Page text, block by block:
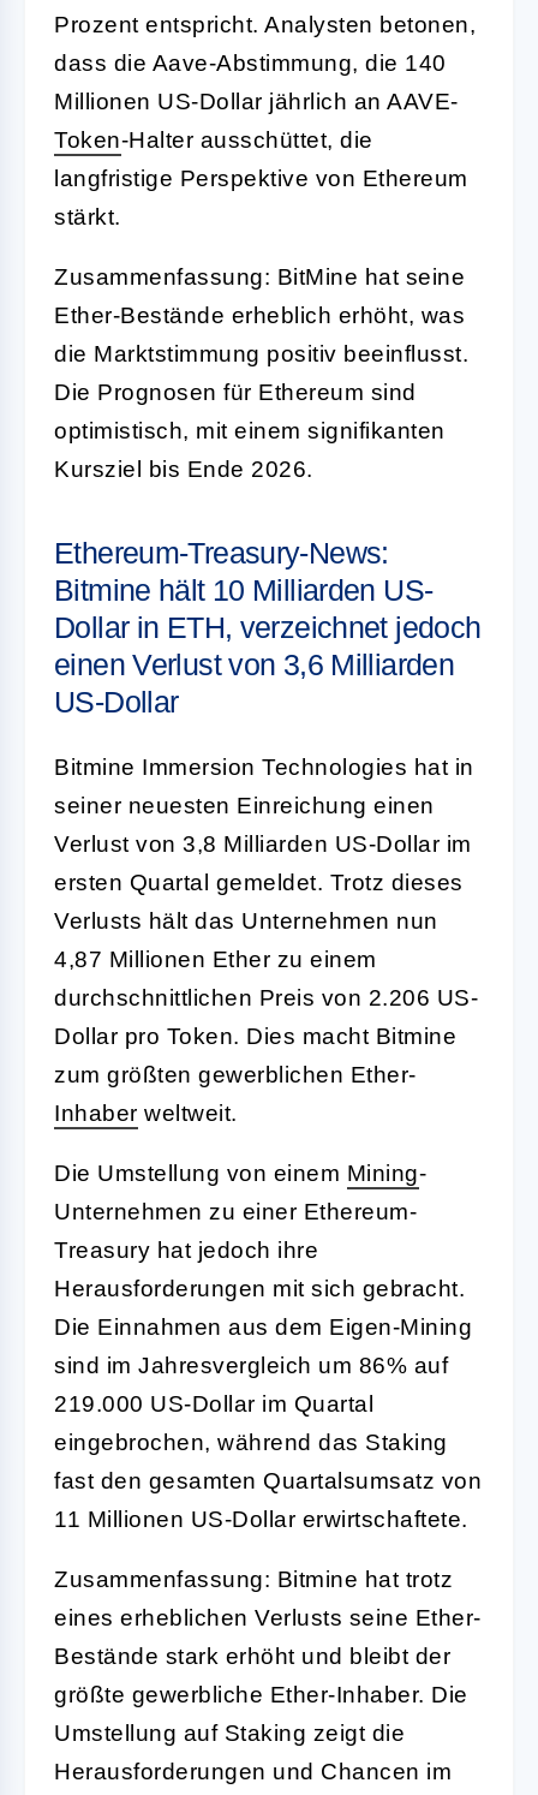
Prozent entspricht. Analysten betonen,
dass die Aave-Abstimmung, die 140
Millionen US-Dollar jährlich an AAVE-
Token-Halter ausschüttet, die
langfristige Perspektive von Ethereum
stärkt.
Zusammenfassung: BitMine hat seine
Ether-Bestände erheblich erhöht, was
die Marktstimmung positiv beeinflusst.
Die Prognosen für Ethereum sind
optimistisch, mit einem signifikanten
Kursziel bis Ende 2026.
Ethereum-Treasury-News:
Bitmine hält 10 Milliarden US-
Dollar in ETH, verzeichnet jedoch
einen Verlust von 3,6 Milliarden
US-Dollar
Bitmine Immersion Technologies hat in
seiner neuesten Einreichung einen
Verlust von 3,8 Milliarden US-Dollar im
ersten Quartal gemeldet. Trotz dieses
Verlusts hält das Unternehmen nun
4,87 Millionen Ether zu einem
durchschnittlichen Preis von 2.206 US-
Dollar pro Token. Dies macht Bitmine
zum größten gewerblichen Ether-
Inhaber weltweit.
Die Umstellung von einem Mining-
Unternehmen zu einer Ethereum-
Treasury hat jedoch ihre
Herausforderungen mit sich gebracht.
Die Einnahmen aus dem Eigen-Mining
sind im Jahresvergleich um 86% auf
219.000 US-Dollar im Quartal
eingebrochen, während das Staking
fast den gesamten Quartalsumsatz von
11 Millionen US-Dollar erwirtschaftete.
Zusammenfassung: Bitmine hat trotz
eines erheblichen Verlusts seine Ether-
Bestände stark erhöht und bleibt der
größte gewerbliche Ether-Inhaber. Die
Umstellung auf Staking zeigt die
Herausforderungen und Chancen im